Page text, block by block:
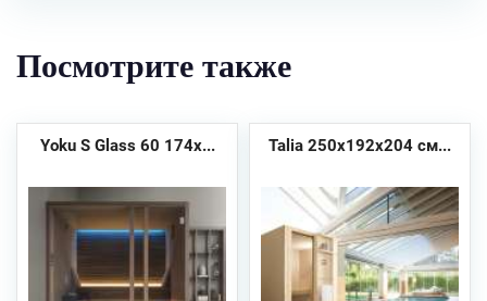
Посмотрите также
Yoku S Glass 60 174x... Talia 250x192x204 см...